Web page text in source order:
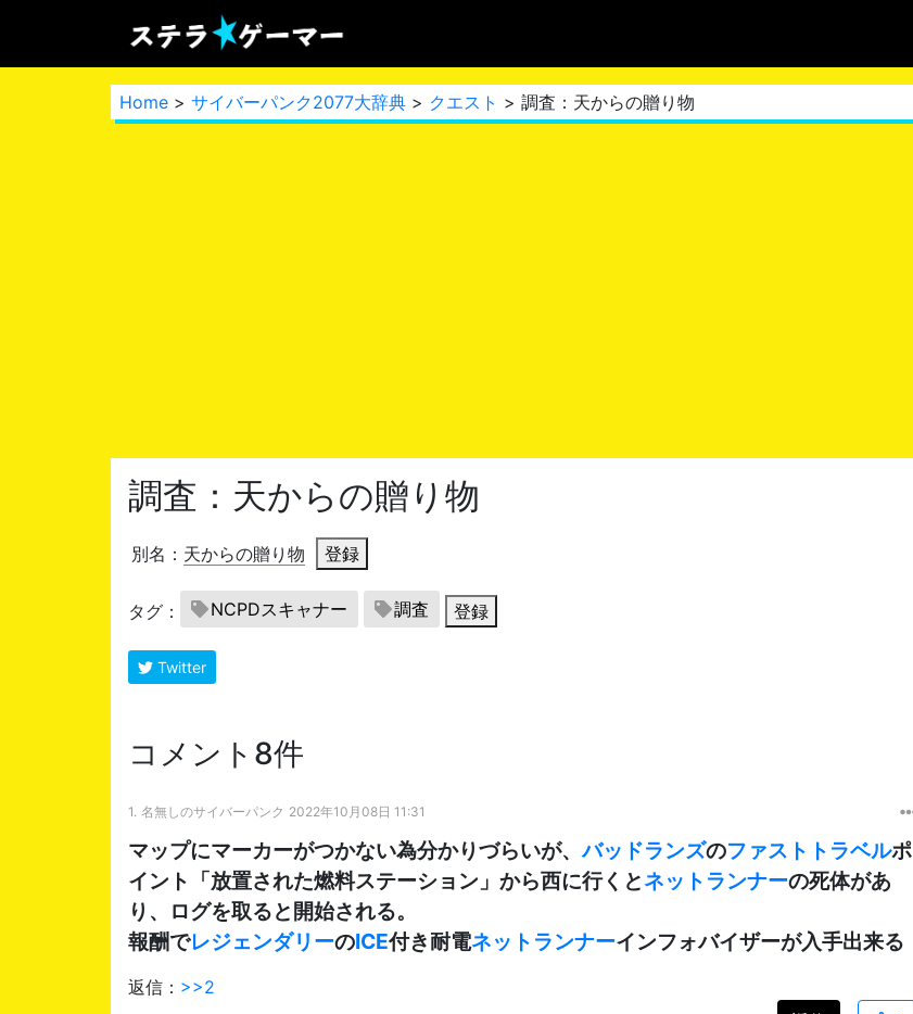
Home > サイバーパンク2077大辞典 > クエスト > 調査：天からの贈り物
調査：天からの贈り物
別名： 天からの贈り物 登録
タグ： NCPDスキャナー 調査 登録
Twitter
コメント8件
1. 名無しのサイバーパンク 2022年10月08日 11:31
マップにマーカーがつかない為分かりづらいが、バッドランズのファストトラベルポ
イント「放置された燃料ステーション」から西に行くとネットランナーの死体があ
り、ログを取ると開始される。
報酬でレジェンダリーのICE付き耐電ネットランナーインフォバイザーが入手出来る
返信： >>2